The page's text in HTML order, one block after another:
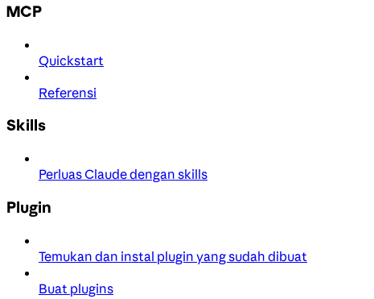
MCP
Quickstart
Referensi
Skills
Perluas Claude dengan skills
Plugin
Temukan dan instal plugin yang sudah dibuat
Buat plugins